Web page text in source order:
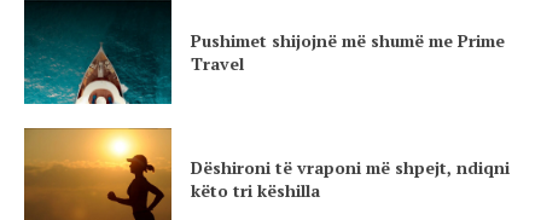
Pushimet shijojnë më shumë me Prime
Travel
Dëshironi të vraponi më shpejt, ndiqni
këto tri këshilla